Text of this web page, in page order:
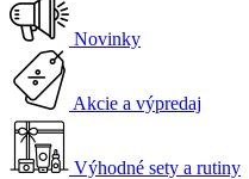
Novinky
Akcie a výpredaj
Výhodné sety a rutiny